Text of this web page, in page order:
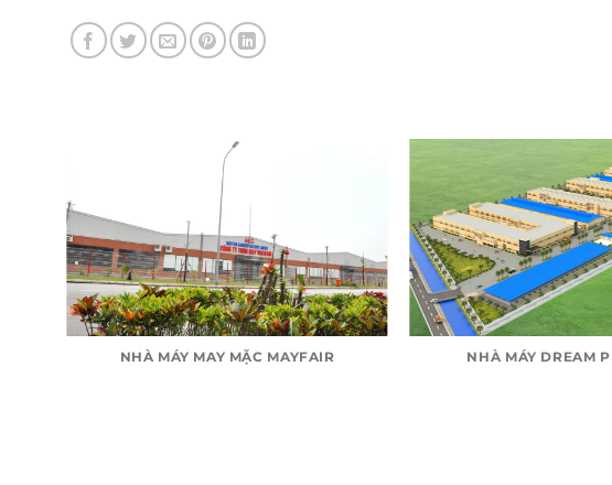
NHÀ MÁY MAY MẶC MAYFAIR NHÀ MÁY DREAM